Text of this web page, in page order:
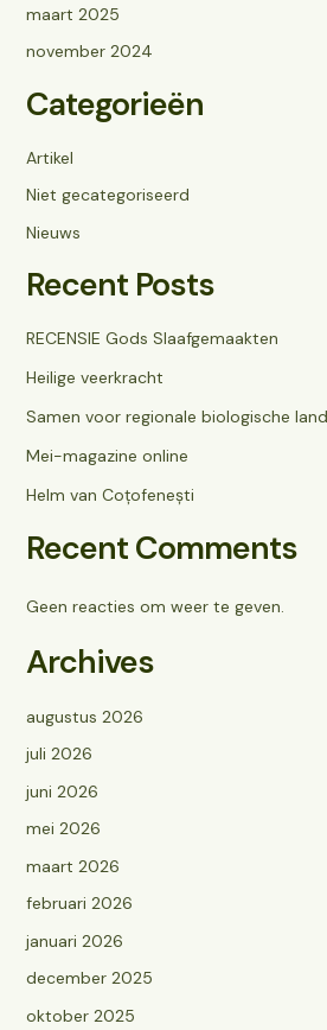
maart 2025
november 2024
Categorieën
Artikel
Niet gecategoriseerd
Nieuws
Recent Posts
RECENSIE Gods Slaafgemaakten
Heilige veerkracht
Samen voor regionale biologische
Mei-magazine online
Helm van Coțofenești
Recent Comments
Geen reacties om weer te geven.
Archives
augustus 2026
juli 2026
juni 2026
mei 2026
maart 2026
februari 2026
januari 2026
december 2025
oktober 2025